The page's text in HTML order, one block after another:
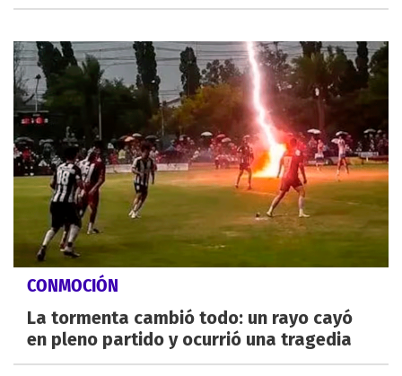
CONMOCIÓN
La tormenta cambió todo: un rayo cayó
en pleno partido y ocurrió una tragedia